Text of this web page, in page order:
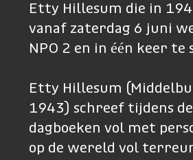
Etty Hillesum die in
vanaf zaterdag 6 juni
NPO 2 en in één keer
Etty Hillesum
1943) schreef tijdens
dagboeken vol met
op de wereld vol